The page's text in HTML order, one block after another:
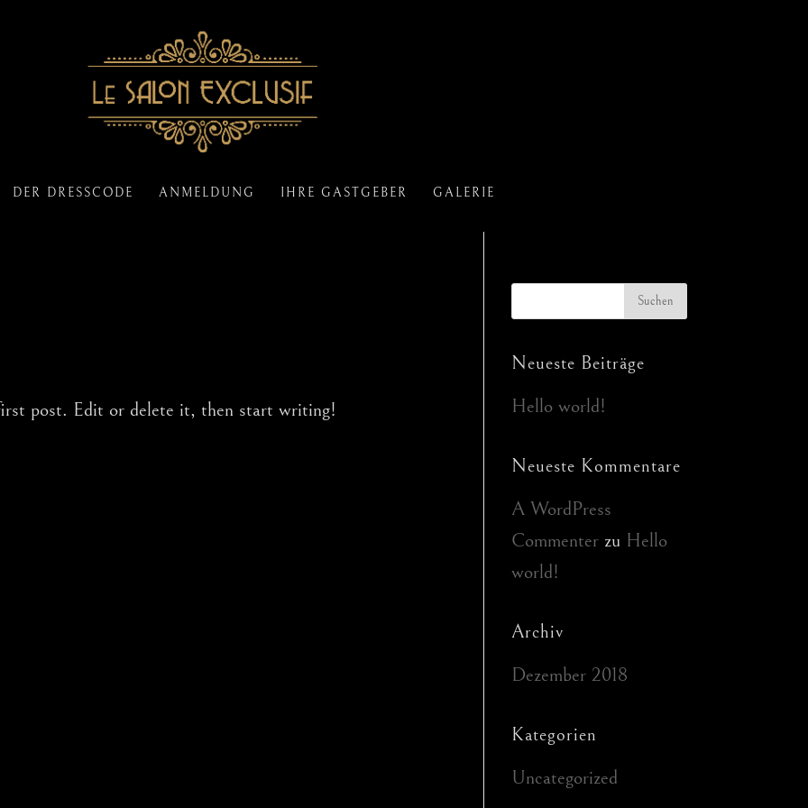
DER DRESSCODE ANMELDUNG IHRE GASTGEBER GALERIE
post. Edit or delete it, then start writing!
Neueste Beiträge
Hello world!
Neueste Kommentare
A WordPress
Commenter zu Hello
world!
Archiv
Dezember 2018
Kategorien
Uncategorized